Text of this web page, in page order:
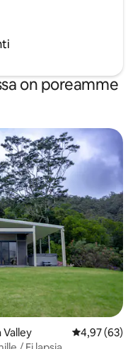
on poreamme
Valley
4,97 (63)